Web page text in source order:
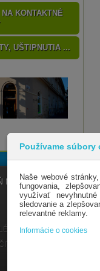
Používame súbory
Naše webové
fungovania,
využívať
sledovanie a
relevantné reklamy.
Informácie o cookies
NA KONTAKTNÉ
UŠTIPNUTIA ...
MARATÓN